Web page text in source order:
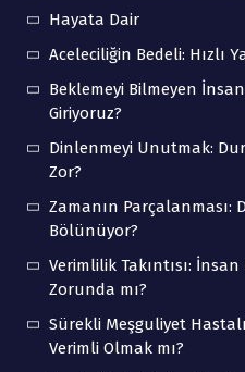
Hayata Dair
Aceleciliğin Bedeli: Hızlı
Beklemeyi Bilmeyen
Giriyoruz?
Dinlenmeyi Unutmak:
Zor?
Zamanın Parçalanması:
Bölünüyor?
Verimlilik Takıntısı:
Zorunda mı?
Sürekli Meşguliyet
Verimli Olmak mı?